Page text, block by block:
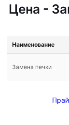
Цена -
Наименование
Замена печки